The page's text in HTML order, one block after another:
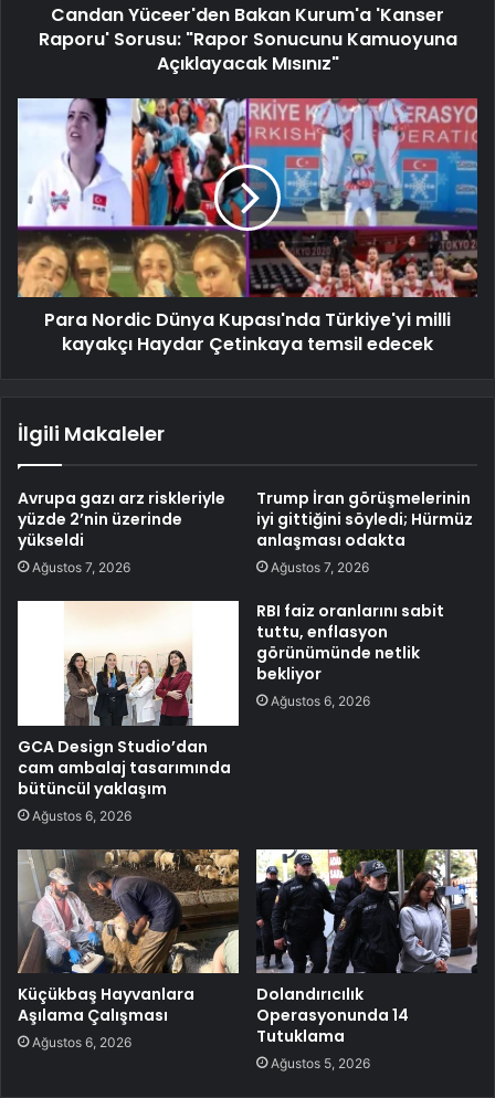
Candan Yüceer'den Bakan Kurum'a 'Kanser
Raporu' Sorusu: "Rapor Sonucunu Kamuoyuna
Açıklayacak Mısınız"
Para Nordic Dünya Kupası'nda Türkiye'yi milli
kayakçı Haydar Çetinkaya temsil edecek
İlgili Makaleler
Avrupa gazı arz riskleriyle
yüzde 2’nin üzerinde
yükseldi
Ağustos 7, 2026
Trump İran görüşmelerinin
iyi gittiğini söyledi; Hürmüz
anlaşması odakta
Ağustos 7, 2026
GCA Design Studio’dan
cam ambalaj tasarımında
bütüncül yaklaşım
Ağustos 6, 2026
RBI faiz oranlarını sabit
tuttu, enflasyon
görünümünde netlik
bekliyor
Ağustos 6, 2026
Küçükbaş Hayvanlara
Aşılama Çalışması
Ağustos 6, 2026
Dolandırıcılık
Operasyonunda 14
Tutuklama
Ağustos 5, 2026